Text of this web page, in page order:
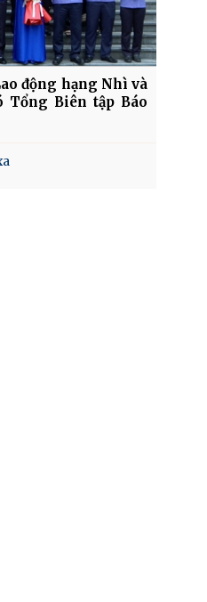
động hạng Nhì và
Tổng Biên tập Báo